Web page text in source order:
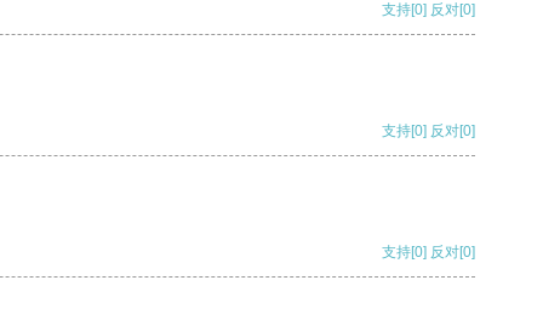
支持[0] 反对[0]
支持[0] 反对[0]
支持[0] 反对[0]